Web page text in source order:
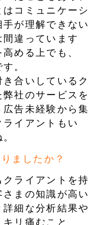
コミュニケーシ
が理解できない
違っています
める上でも、
。
合いしているク
社のサービスを
告未経験から集
イアントもい
ましたか？
ライアントを持
まの知識が高い
細な分析結果や
リ痛むこと